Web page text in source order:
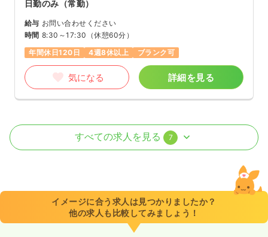
日勤のみ（常勤）
給与 お問い合わせください
時間 8:30～17:30 （休憩60分）
年間休日120日
4週8休以上 ブランク可
気になる 詳細を見る
内視鏡 正看護師
8:30～17:30
日祝休み
年間休日120日
オンコールあり
すべての求人を見る 7
イメージに合う求人は見つかりましたか？
他の求人も比較してみましょう！